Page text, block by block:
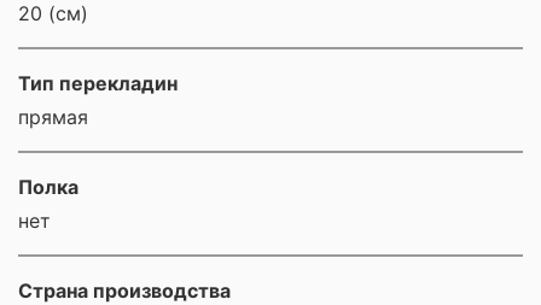
20 (см)
Тип перекладин
прямая
Полка
нет
Страна производства